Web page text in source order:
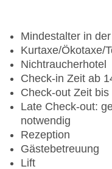
Mindestalter in
Kurtaxe/Ökotaxe/
Nichtraucherhotel
Check-in Zeit ab
Check-out Zeit
Late Check-out:
notwendig
Rezeption
Gästebetreuung
Lift